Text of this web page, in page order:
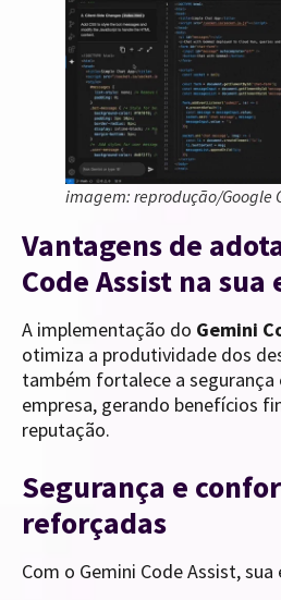
imagem: reprodução/Google
Vantagens de
Code Assist na sua
A implementação do Gemini
otimiza a produtividade dos
também fortalece a
empresa, gerando benefícios
reputação.
Segurança e
reforçadas
Com o Gemini Code Assist,